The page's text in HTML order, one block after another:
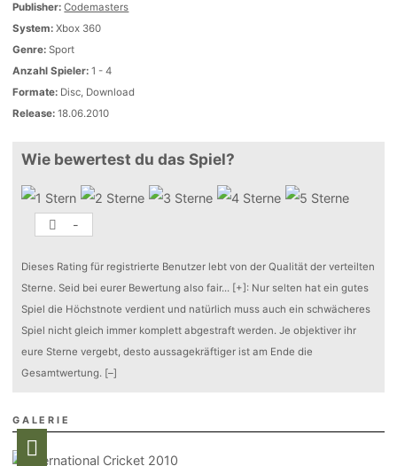
Publisher: Codemasters
System: Xbox 360
Genre: Sport
Anzahl Spieler: 1 - 4
Formate: Disc, Download
Release: 18.06.2010
Wie bewertest du das Spiel?
-
Dieses Rating für registrierte Benutzer lebt von der Qualität der verteilten
Sterne. Seid bei eurer Bewertung also fair... [+] : Nur selten hat ein gutes
Spiel die Höchstnote verdient und natürlich muss auch ein schwächeres
Spiel nicht gleich immer komplett abgestraft werden. Je objektiver ihr
eure Sterne vergebt, desto aussagekräftiger ist am Ende die
Gesamtwertung. [–]
GALERIE